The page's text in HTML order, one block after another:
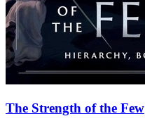
The Strength of the Few